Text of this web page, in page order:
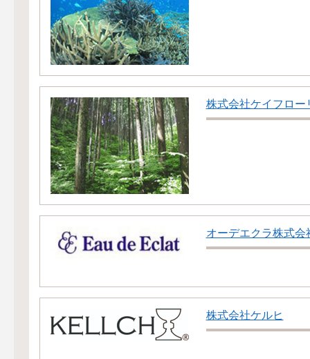
株式会社ケイフロー
オーデエクラ株式会
株式会社ケルヒ